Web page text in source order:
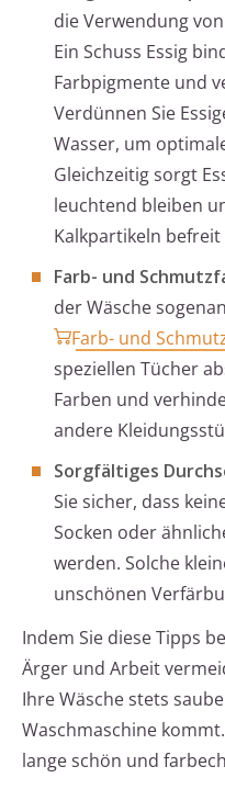
die Verwendung
Ein Schuss Essig
Farbpigmente und
Verdünnen Sie
Wasser, um
Gleichzeitig sorgt
leuchtend bleiben
Kalkpartikeln befreit
Farb- und
der Wäsche
Farb- und
speziellen Tücher
Farben und
andere
Sorgfältiges
Sie sicher, dass
Socken oder
werden. Solche
unschönen
Indem Sie diese Tipps
Ärger und Arbeit
Ihre Wäsche stets
Waschmaschine
lange schön und